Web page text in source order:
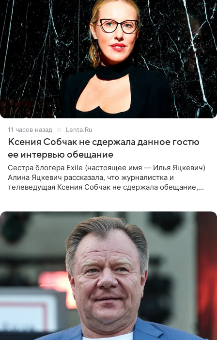
11 часов назад Lenta.Ru
Ксения Собчак не сдержала данное гостю
ее интервью обещание
Сестра блогера Exile (настоящее имя — Илья Яцкевич)
Алина Яцкевич рассказала, что журналистка и
телеведущая Ксения Собчак не сдержала обещание,